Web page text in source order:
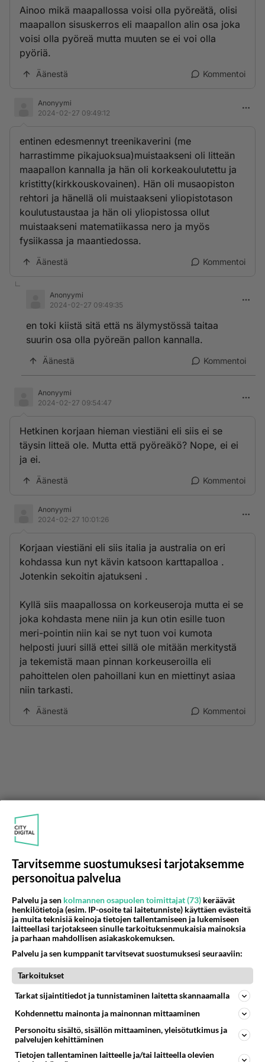
Ainoo mikä maapallossa voisi olla pyöreätä, olisi
maapallon sisuskerros eli maapallon alin osa joka
voisi olla pyöreä mutta muuten se ei voi olla
pyöriä.
Äänestä Kommentoi
Anonyymi
2024-02-27 09:49:12
entinen edesmennyt treenikaverini (me
harrastimme pikajuoksua)muistaakseni oli litteän
maapallon kannalla ja hän oli korkeakoulutettu ja
kristitty(kirkkouskovainen). Hän oli musaopiston
rehtori ja hänellä oli muistaakseni yliopistotason
koulutustaustaa ja hän oli yliopistossa ollut
muistaakseni matematiikassa nero ja myös
fysiikassa ja maantiedossa.
Äänestä Kommentoi
Anonyymi
2024-02-27 09:49:35
en toki kiistä sitä että ns älymystössä taitaa
suurin osa olla pyöreän pallon kannalla.
Äänestä Kommentoi
Anonyymi
2024-02-27 09:54:47
Hetkinen korjaan hieman viestiäni eli siis ei se
täysin litteä ole. Mutta että pyöreäkö? Nope, ei ei
ja ei.
Äänestä Kommentoi
Anonyymi
2024-02-27 10:01:26
Korjaan viestiäni eli siis italia ja australia on eri
kohdassa kun nyt kävin katsoon karttapalloa .
Jotenkin sekoitin ajatukseni .
Kyllä siis maapallossa on korkeuseroja mutta ei se
joka kohdasta mene niin ja kun otin esille tuon
meri-pointin niin kai se nyt tuon voi kumota
helposti juuri sillä ettei sillä ole mitään merkitystä
ja tekemistä maan pinnan korkeuseroilla eli
pahoittelen olen pahoillani kun en miettinyt asiaa
niin tarkasti.
Äänestä Kommentoi
Anonyymi
2024-02-27 10:10:31
maapallo on siis litteä joistaki kohdista ja joistakin
pyöreä. Esim kun katsoin silmäilin tota
karttapalloa ja kun aiemmin otin esille juuri
australian niin sen toisessa päässä en muista mikä
siellä oli mutta siinä välissä oli merta ihan
tuhottoman paljon että se meri ulottui ihan
Tarvitsemme suostumuksesi tarjotaksemme
personoitua palvelua
Palvelu ja sen kolmannen osapuolen toimittajat (73) keräävät
henkilötietoja (esim. IP-osoite tai laitetunniste) käyttäen evästeitä
ja muita teknisiä keinoja tietojen tallentamiseen ja lukemiseen
laitteellasi tarjotakseen sinulle tarkoituksenmukaisia mainoksia
ja parhaan mahdollisen asiakaskokemuksen.
Palvelu ja sen kumppanit tarvitsevat suostumuksesi seuraaviin:
Tarkoitukset
Tarkat sijaintitiedot ja tunnistaminen laitetta skannaamalla
Kohdennettu mainonta ja mainonnan mittaaminen
Personoitu sisältö, sisällön mittaaminen, yleisötutkimus ja
palvelujen kehittäminen
Tietojen tallentaminen laitteelle ja/tai laitteella olevien